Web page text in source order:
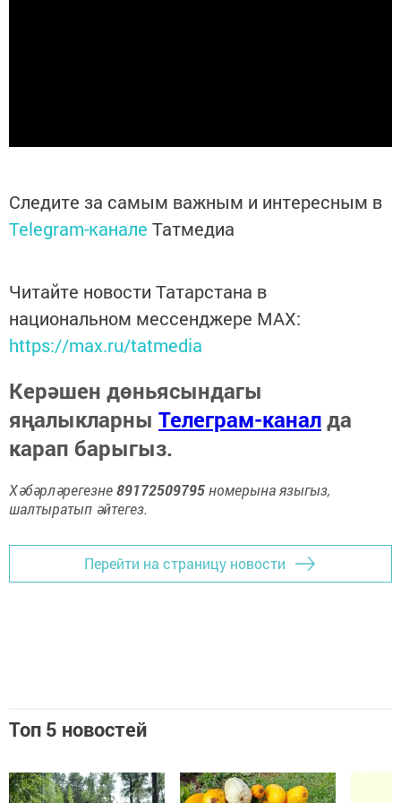
Следите за самым важным и интересным в
Telegram-канале Татмедиа
Читайте новости Татарстана в
национальном мессенджере MАХ:
https://max.ru/tatmedia
Керәшен дөньясындагы
яңалыкларны Телеграм-каналда
карап барыгыз.
Хәбәрләрегезне89172509795номерына языгыз,
шалтыратып әйтегез.
Перейти на страницу новости
Топ 5 новостей